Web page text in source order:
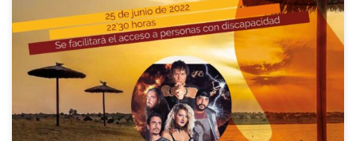
El próximo día 25 de junio, con motivo de la festividad de
San Juan, viviremos en la Zona Recreativa de La Colada la
actuación musical en directo de la banda Flashback, que
nos harán revivir clásicos del Rock y el Pop Rock nacional e
internacional de todas las épocas, desde […]